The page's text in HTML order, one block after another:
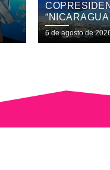
COPRESIDENTA
“NICARAGUA
6 de agosto de 2026